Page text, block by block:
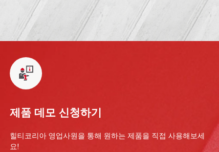
제품 데모 신청하기
힐티코리아 영업사원을 통해 원하는 제품을 직접 사용해보세
요!